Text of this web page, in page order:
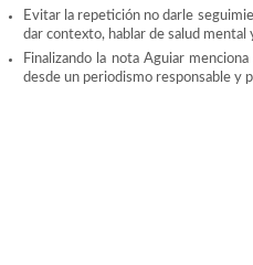
Evitar la repetición no darle
dar contexto, hablar de salud mental
Finalizando la nota Aguiar
desde un periodismo responsable y